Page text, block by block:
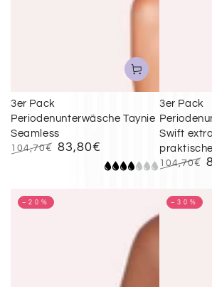
3er Pack
Periodenunterwäsche Taynie
Seamless
104,70€
Verkaufspreis
83,80€
3er Pack
Swift
104,70€
–20% –30%